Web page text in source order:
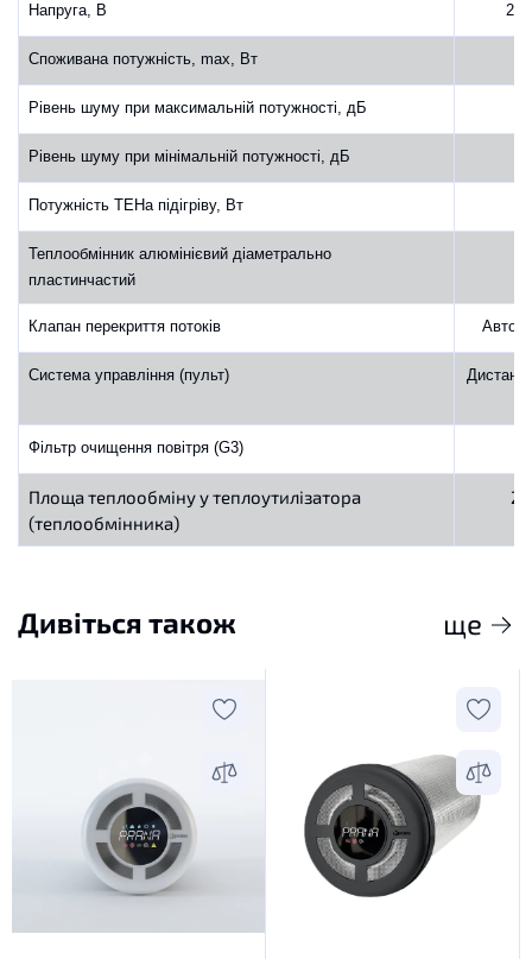
Напруга, В
Споживана потужність, max, Вт
Рівень шуму при максимальній потужності, дБ
Рівень шуму при мінімальній потужності, дБ
Потужність ТЕНа підігріву, Вт
Теплообмінник алюмінієвий діаметрально
пластинчастий
Клапан перекриття потоків
Система управління (пульт)
Фільтр очищення повітря (G3)
Площа теплообміну у теплоутилізатора
(теплообмінника)
Дивіться також ще